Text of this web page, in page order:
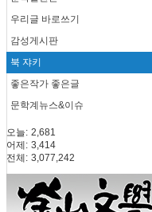
우리글 바로쓰기
감성게시판
북 쟈키
좋은작가 좋은글
문학계뉴스&이슈
오늘: 2,681
어제: 3,414
전체: 3,077,242